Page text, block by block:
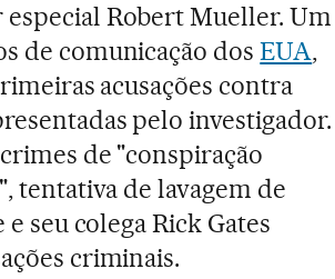
Robert Mueller. Um
de comunicação dosEUA,
acusações contra
pelo investigador.
de "conspiração
tentativa de lavagem de
seu colega Rick Gates
criminais.